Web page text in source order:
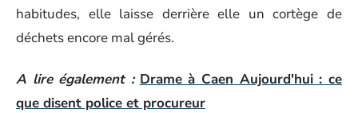
habitudes, elle laisse derrière elle un cortège de
déchets encore mal gérés.
A lire également : Drame à Caen Aujourd'hui : ce
que disent police et procureur